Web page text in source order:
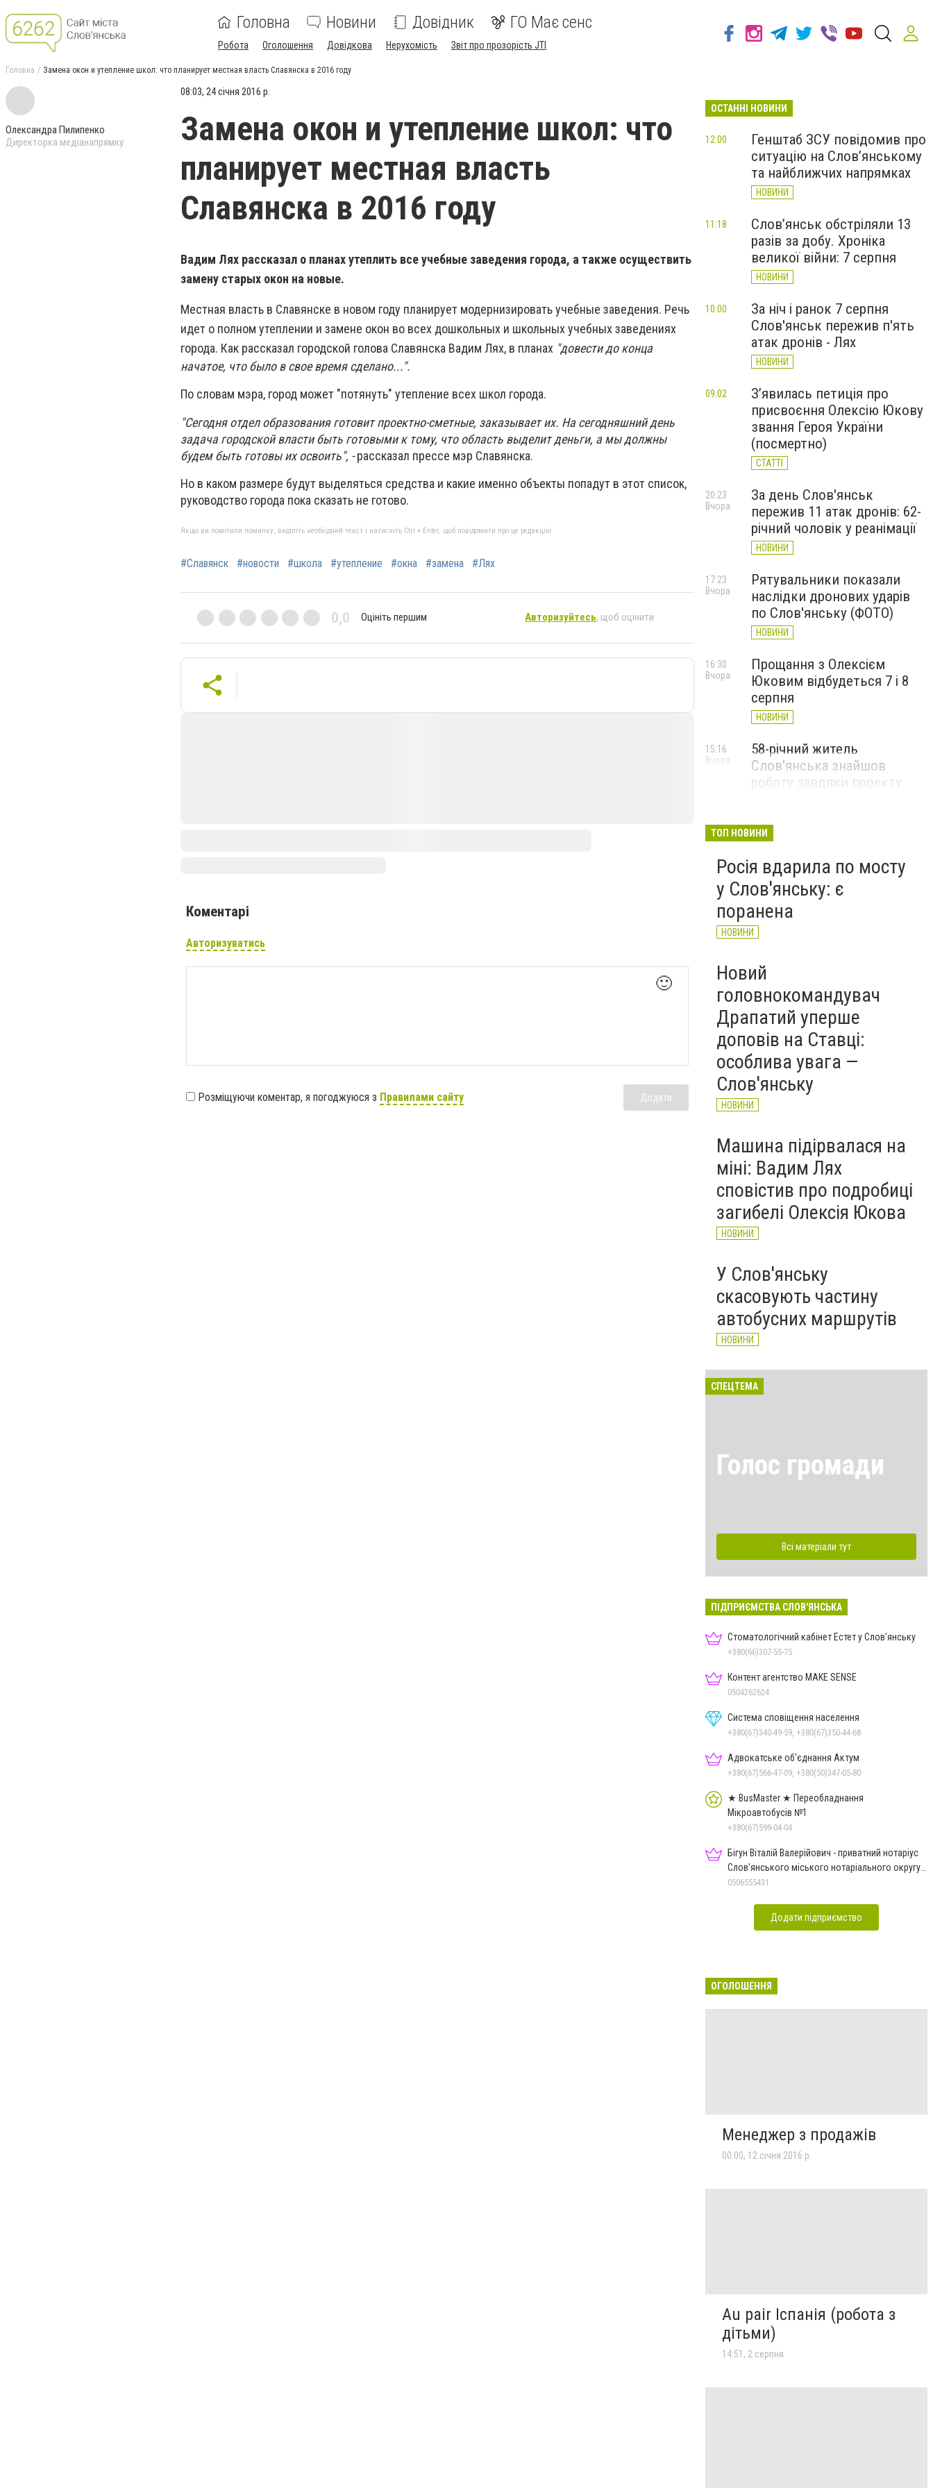
Головна Новини Довідник ГО Має сенс
Робота Оголошення Довідкова Нерухомість Звіт про прозорість JTI
Головна Замена окон и утепление школ: что планирует местная власть Славянска в 2016 году
Олександра Пилипенко
Директорка медіанапрямку
08:03, 24 січня 2016 р.
Замена окон и утепление школ: что
планирует местная власть
Славянска в 2016 году
Вадим Лях рассказал о планах утеплить все учебные заведения города, а также осуществить
замену старых окон на новые.
Местная власть в Славянске в новом году планирует модернизировать учебные заведения. Речь
идет о полном утеплении и замене окон во всех дошкольных и школьных учебных заведениях
города. Как рассказал городской голова Славянска Вадим Лях, в планах "довести до конца
начатое, что было в свое время сделано...".
По словам мэра, город может "потянуть" утепление всех школ города.
"Сегодня отдел образования готовит проектно-сметные, заказывает их. На сегодняшний день
задача городской власти быть готовыми к тому, что область выделит деньги, а мы должны
будем быть готовы их освоить", -рассказал прессе мэр Славянска.
Но в каком размере будут выделяться средства и какие именно объекты попадут в этот список,
руководство города пока сказать не готово.
Якщо ви помітили помилку, виділіть необхідний текст і натисніть Ctrl + Enter, щоб повідомити про це редакцію
#Славянск #новости #школа #утепление #окна #замена #Лях
0,0 Оцініть першим Авторизуйтесь, щоб оцінити
Коментарі
Авторизуватись
🙂
Розміщуючи коментар, я погоджуюся з Правилами сайту Додати
ОСТАННІ НОВИНИ
Генштаб ЗСУ повідомив про
ситуацію на Слов’янському
та найближчих напрямках
НОВИНИ
12:00
Слов’янськ обстріляли 13
разів за добу. Хроніка
великої війни: 7 серпня
НОВИНИ
11:18
За ніч і ранок 7 серпня
Слов'янськ пережив п'ять
атак дронів - Лях
НОВИНИ
10:00
З’явилась петиція про
присвоєння Олексію Юкову
звання Героя України
(посмертно)
СТАТТІ
09:02
За день Слов'янськ
пережив 11 атак дронів: 62-
річний чоловік у реанімації
НОВИНИ
20:23
Вчора
Рятувальники показали
наслідки дронових ударів
по Слов'янську (ФОТО)
НОВИНИ
17:23
Вчора
Прощання з Олексієм
Юковим відбудеться 7 і 8
серпня
НОВИНИ
16:30
Вчора
58-річний житель
Слов'янська знайшов
роботу завдяки проєкту
15:16
Вчора
ТОП НОВИНИ
Росія вдарила по мосту
у Слов'янську: є
поранена
НОВИНИ
Новий
головнокомандувач
Драпатий уперше
доповів на Ставці:
особлива увага —
Слов'янську
НОВИНИ
Машина підірвалася на
міні: Вадим Лях
сповістив про подробиці
загибелі Олексія Юкова
НОВИНИ
У Слов'янську
скасовують частину
автобусних маршрутів
НОВИНИ
СПЕЦТЕМА
Голос громади
Всі матеріали тут
ПІДПРИЄМСТВА СЛОВ'ЯНСЬКА
Стоматологічний кабінет Естет у Слов'янську
+380(66)307-55-75
Контент агентство MAKE SENSE
0504262624
Система сповіщення населення
+380(67)340-49-59, +380(67)350-44-68
Адвокатське об'єднання Актум
+380(67)566-47-09, +380(50)347-05-80
★ BusMaster ★ Переобладнання
Мікроавтобусів №1
+380(67)599-04-04
Бігун Віталій Валерійович - приватний нотаріус
Слов'янського міського нотаріального округу
Дон.обл.
0506555431
Додати підприємство
ОГОЛОШЕННЯ
Менеджер з продажів
00:00, 12 січня 2016 р.
Au pair Іспанія (робота з
дітьми)
14:51, 2 серпня